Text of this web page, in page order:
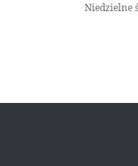
Niedzielne